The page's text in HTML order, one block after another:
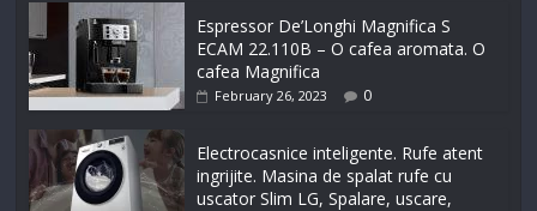
Espressor De’Longhi Magnifica S
ECAM 22.110B – O cafea aromata. O
cafea Magnifica
February 26, 2023 0
Electrocasnice inteligente. Rufe atent
ingrijite. Masina de spalat rufe cu
uscator Slim LG, Spalare, uscare,